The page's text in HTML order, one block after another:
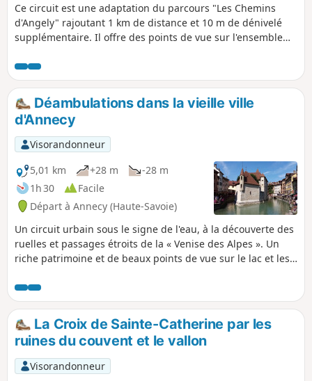
Ce circuit est une adaptation du parcours "Les Chemins
d'Angely" rajoutant 1 km de distance et 10 m de dénivelé
supplémentaire. Il offre des points de vue sur l'ensemble
Chartreuse et Belledonne, comme un 360°. Et par temps
clair, le Mont Blanc veille sur toute votre trace.
Déambulations dans la vieille ville
d'Annecy
Visorandonneur
5,01 km
+28 m
-28 m
1h 30
Facile
Départ à Annecy (Haute-Savoie)
Un circuit urbain sous le signe de l'eau, à la découverte des
ruelles et passages étroits de la « Venise des Alpes ». Un
riche patrimoine et de beaux points de vue sur le lac et les
La Croix de Sainte-Catherine par les
ruines du couvent et le vallon
Visorandonneur